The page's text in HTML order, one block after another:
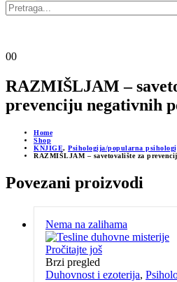
00
RAZMIŠLJAM –
prevenciju negativnih
Home
Shop
KNJIGE, Psihologija/popularna
RAZMIŠLJAM – savetovalište za
Povezani proizvodi
Nema na zalihama
Pročitajte još
Brzi pregled
Duhovnost i ezoterija,